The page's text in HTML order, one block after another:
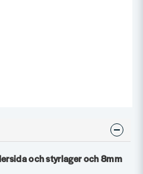
och styrlager och 8mm